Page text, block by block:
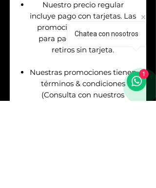
Nuestro precio regular
incluye pago con tarjetas. Las
promociones aplican solo
para pagos en efectivo &
retiros sin tarjeta.
Nuestras promociones tienen
términos & condiciones
(Consulta con nuestros
Chatea con nosotros
1